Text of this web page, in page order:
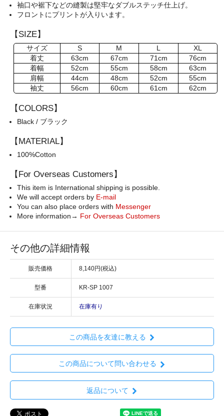
袖口や裾下などの縫製は堅牢なダブルステッチ仕上げ。
フロントにプリントが入りいます。
【SIZE】
サイズ S M L
XL
着丈
63cm 67cm 71cm
76cm
着幅
52cm 55cm 58cm
63cm
肩幅
44cm 48cm 52cm
55cm
袖丈
56cm 60cm 61cm 62cm
【COLORS】
Black / ブラック
【MATERIAL】
100%Cotton
【For Overseas Customers】
This item is International shipping is possible.
We will accept orders by E-mail
You can also place orders with Messenger
More information→ For Overseas Customers
その他の詳細情報
販売価格 8,140円(税込)
型番 KR-SP 1007
在庫状況 在庫有り
この商品を友達に教える
この商品について問い合わせる
返品について